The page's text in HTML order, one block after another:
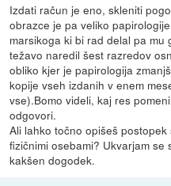
Izdati račun je eno, skleniti
obrazce je pa veliko
marsikoga ki bi rad delal pa
težavo naredil šest razredov
obliko kjer je papirologija
kopije vseh izdanih v enem
vse).Bomo videli, kaj res
odgovori.
Ali lahko točno opišeš
fizičnimi osebami? Ukvarjam
kakšen dogodek.